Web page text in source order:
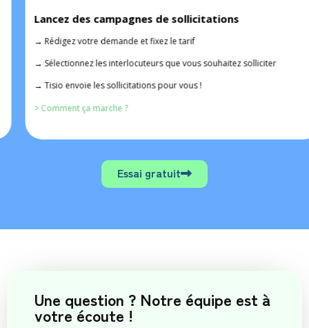
Lancez des campagnes de sollicitations
Rédigez votre demande et fixez le tarif
Sélectionnez les interlocuteurs que vous souhaitez solliciter
Tisio envoie les sollicitations pour vous !
> Comment ça marche ?
Essai gratuit
Une question ? Notre équipe est à
votre écoute !